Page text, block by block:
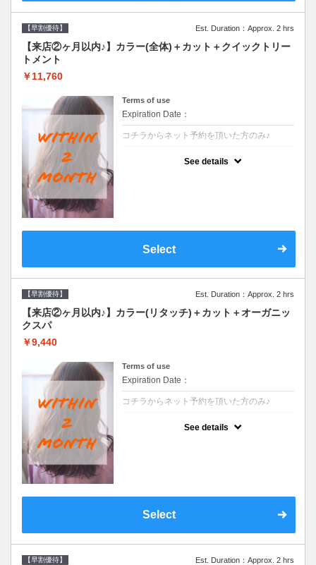
【早割優待】 Est. Duration：Approx. 2 hrs
【来店②ヶ月以内♪】カラー(全体)＋カット＋クイックトリー
トメント
￥11,760
Terms of use
Expiration Date：
コチラからネット予約を頂いた方のみ♪
See details
Select
【早割優待】 Est. Duration：Approx. 2 hrs
【来店②ヶ月以内♪】カラー(リタッチ)＋カット＋オーガニッ
クスパ
￥9,440
Terms of use
Expiration Date：
コチラからネット予約を頂いた方のみ♪
See details
Select
【早割優待】 Est. Duration：Approx. 2 hrs